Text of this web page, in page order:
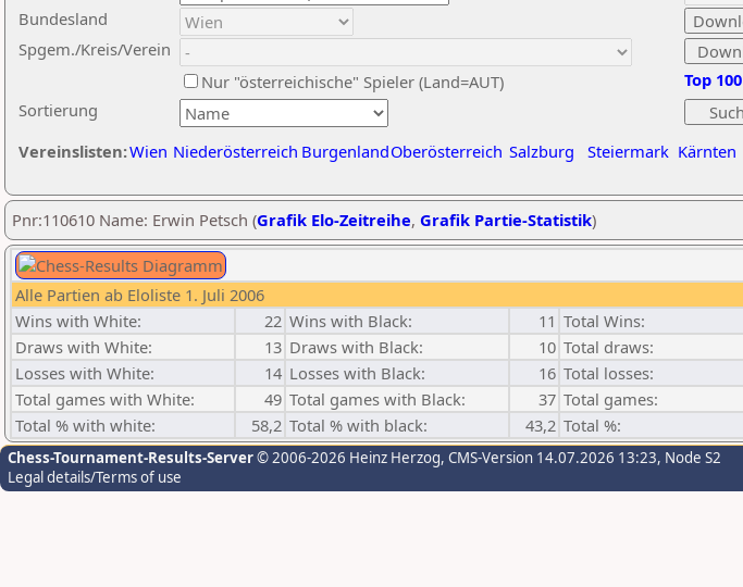
Sortierung
Bundesland
Spgem./Kreis/Verein
Nur "österreichische" Spieler (Land=AUT)
Vereinslisten:Wien Niederösterreich BurgenlandOberösterreich Salzburg Steiermark Kärnten
Top 100
Pnr:110610 Name: Erwin Petsch (Grafik Elo-Zeitreihe, Grafik Partie-Statistik)
Alle Partien ab Eloliste 1. Juli 2006
Wins with White:
22 Wins with Black: 11 Total Wins:
Draws with White:
13 Draws with Black: 10 Total draws:
Losses with White:
14 Losses with Black: 16 Total losses:
Total games with White:
49 Total games with Black: 37 Total games:
Total % with white:
58,2 Total % with black: 43,2 Total %:
Chess-Tournament-Results-Server© 2006-2026 Heinz Herzog, CMS-Version 14.07.2026 13:23, Node S2
Legal details/Terms of use